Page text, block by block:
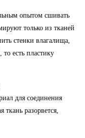
опытом сшивать
только из тканей
стенки влагалища,
есть пластику
для соединения
ткань разорвется,